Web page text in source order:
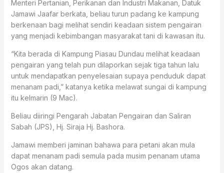
Menteri Pertanian, Perikanan dan Industri Makanan, Datuk
Jamawi Jaafar berkata, beliau turun padang ke kampung
berkenaan bagi melihat sendiri keadaan sistem pengairan
yang menjadi kebimbangan masyarakat tani di kawasan itu.
“Kita berada di Kampung Piasau Dundau melihat keadaan
pengairan yang telah pun dilaporkan sejak tiga tahun lalu
untuk mendapatkan penyelesaian supaya penduduk dapat
menanam padi,” katanya ketika melawat sungai di kampung
itu kelmarin (9 Mac).
Beliau diiringi Pengarah Jabatan Pengairan dan Saliran
Sabah (JPS), Hj. Siraja Hj. Bashora.
Jamawi memberi jaminan bahawa para petani akan mula
dapat menanam padi semula pada musim penanam utama
Ogos akan datang.